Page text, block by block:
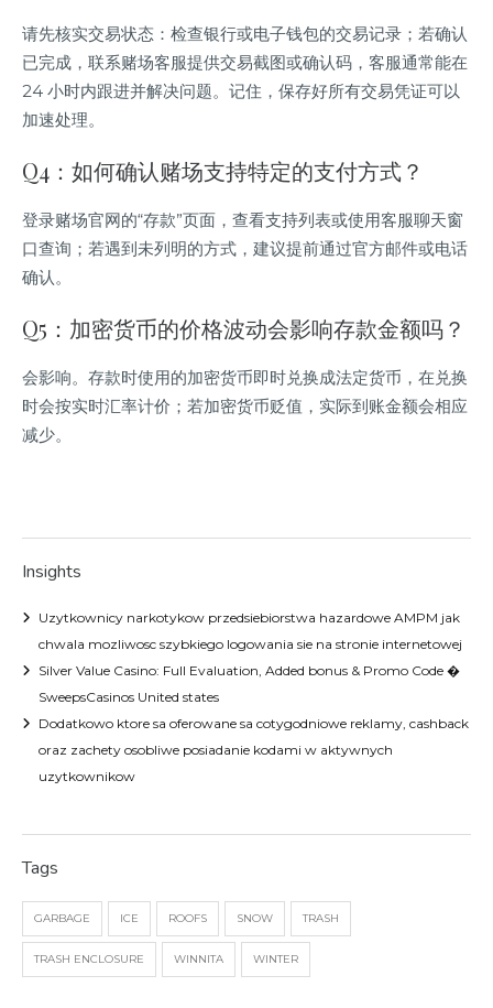
请先核实交易状态：检查银行或电子钱包的交易记录；若确认
已完成，联系赌场客服提供交易截图或确认码，客服通常能在
24 小时内跟进并解决问题。记住，保存好所有交易凭证可以
加速处理。
Q4：如何确认赌场支持特定的支付方式？
登录赌场官网的“存款”页面，查看支持列表或使用客服聊天窗
口查询；若遇到未列明的方式，建议提前通过官方邮件或电话
确认。
Q5：加密货币的价格波动会影响存款金额吗？
会影响。存款时使用的加密货币即时兑换成法定货币，在兑换
时会按实时汇率计价；若加密货币贬值，实际到账金额会相应
减少。
Insights
Uzytkownicy narkotykow przedsiebiorstwa hazardowe AMPM jak
chwala mozliwosc szybkiego logowania sie na stronie internetowej
Silver Value Casino: Full Evaluation, Added bonus & Promo Code �
SweepsCasinos United states
Dodatkowo ktore sa oferowane sa cotygodniowe reklamy, cashback
oraz zachety osobliwe posiadanie kodami w aktywnych
uzytkownikow
Tags
GARBAGE ICE ROOFS SNOW TRASH
TRASH ENCLOSURE WINNITA WINTER